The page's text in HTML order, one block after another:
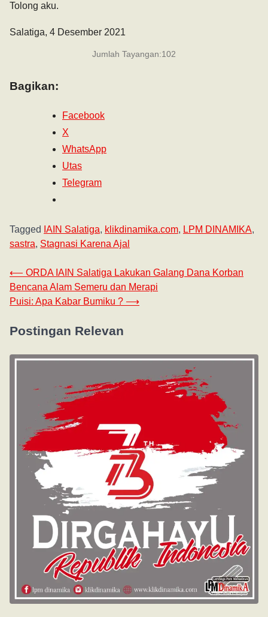
Tolong aku.
Salatiga, 4 Desember 2021
Jumlah Tayangan:102
Bagikan:
Facebook
X
WhatsApp
Utas
Telegram
Tagged IAIN Salatiga, klikdinamika.com, LPM DINAMIKA,
sastra, Stagnasi Karena Ajal
⟵ ORDA IAIN Salatiga Lakukan Galang Dana Korban
Bencana Alam Semeru dan Merapi
Puisi: Apa Kabar Bumiku ? ⟶
Postingan Relevan